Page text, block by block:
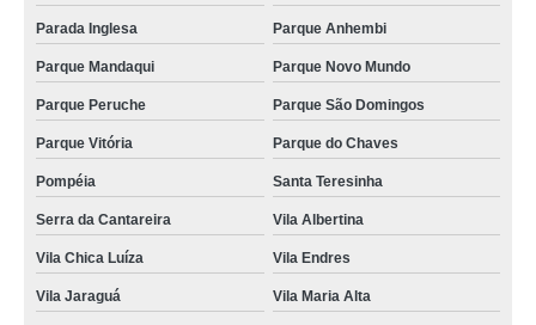
Parada Inglesa Parque Anhembi
Parque Mandaqui Parque Novo Mundo
Parque Peruche Parque São Domingos
Parque Vitória Parque do Chaves
Pompéia Santa Teresinha
Serra da Cantareira Vila Albertina
Vila Chica Luíza Vila Endres
Vila Jaraguá Vila Maria Alta